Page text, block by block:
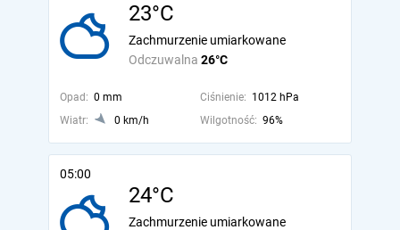
23°C
Odczuwalna 26°C
Zachmurzenie umiarkowane
Opad: 0 mm Ciśnienie: 1012 hPa
Wiatr:
0 km/h Wilgotność: 96%
05:00
24°C
Zachmurzenie umiarkowane